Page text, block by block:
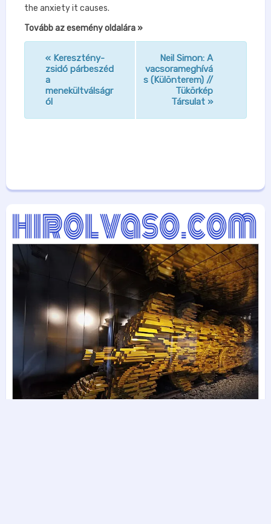
the anxiety it causes.
Tovább az esemény oldalára »
i
i
« Keresztény-
zsidó párbeszéd
a
menekültválságr
ól
Neil Simon: A
vacsorameghívá
s (Különterem) //
Tükörkép
Társulat »